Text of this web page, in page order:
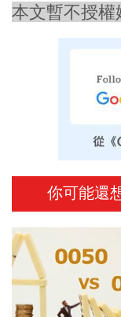
本文暫不授權
你可能還